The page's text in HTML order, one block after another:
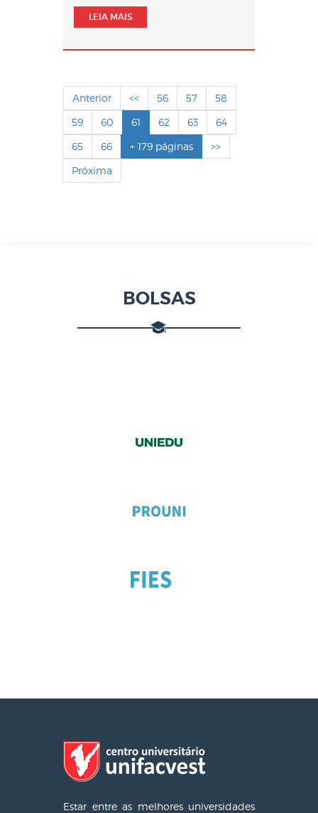
LEIA MAIS
Anterior << 56 57
58
59
60 61 62 63
64
65
66 + 179 páginas
>>
Próxima
BOLSAS
Estar entre as melhores universidades